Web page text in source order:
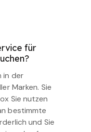
für
in der
Marken. Sie
Sie nutzen
bestimmte
und Sie